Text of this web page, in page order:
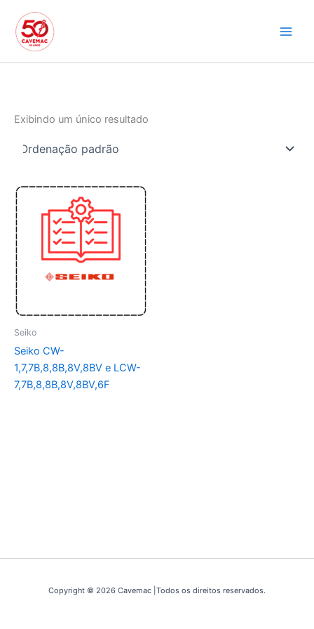
para
Exibindo um único resultado
Seiko
Seiko CW-
1,7,7B,8,8B,8V,8BV e LCW-
7,7B,8,8B,8V,8BV,6F
Copyright © 2026 Cavemac |Todos os direitos reservados.